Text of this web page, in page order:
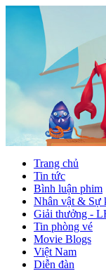
Trang chủ
Tin tức
Bình luận phim
Nhân vật & Sự
Giải thưởng -
Tin phòng vé
Movie Blogs
Việt Nam
Diễn đàn